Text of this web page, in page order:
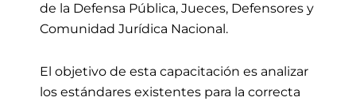
de la Defensa Pública, Jueces, Defensores y
Comunidad Jurídica Nacional.
El objetivo de esta capacitación es analizar
los estándares existentes para la correcta